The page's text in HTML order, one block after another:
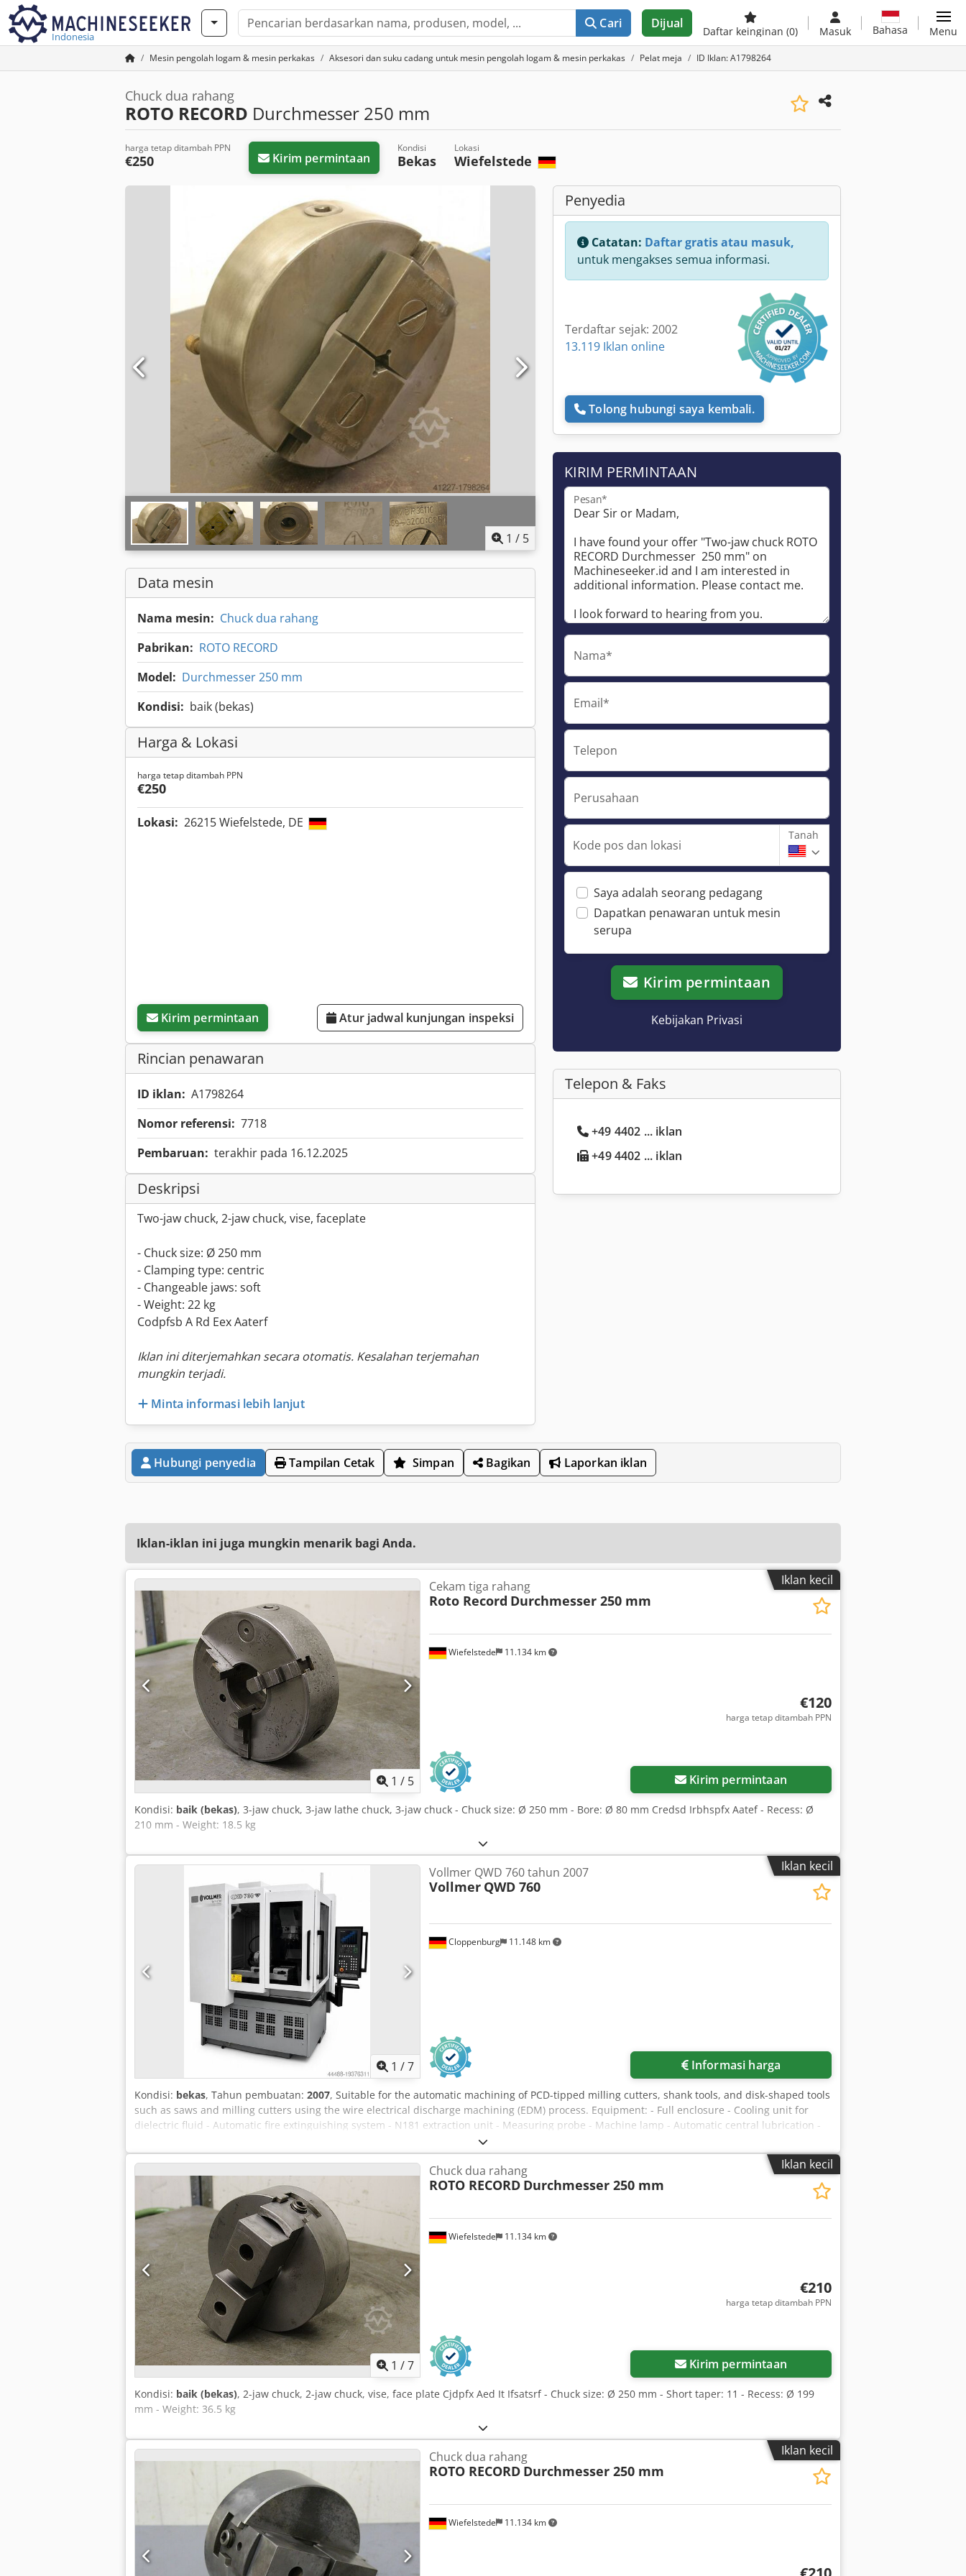
Indonesia
Cari Dijual
Daftar keinginan (0) Masuk Bahasa Menu
Mesin pengolah logam & mesin perkakas Aksesori dan suku cadang untuk mesin pengolah logam & mesin perkakas Pelat meja ID Iklan: A1798264
Chuck dua rahang
ROTO RECORD Durchmesser 250 mm
harga tetap ditambah PPN
€250 Kirim permintaan
Kondisi
Bekas
Lokasi
Wiefelstede
1 / 5
Data mesin
Nama mesin: Chuck dua rahang
Pabrikan: ROTO RECORD
Model: Durchmesser 250 mm
Kondisi: baik (bekas)
Harga & Lokasi
harga tetap ditambah PPN
€250
Lokasi: 26215 Wiefelstede, DE
Kirim permintaan Atur jadwal kunjungan inspeksi
Rincian penawaran
ID iklan: A1798264
Nomor referensi: 7718
Pembaruan: terakhir pada 16.12.2025
Deskripsi
Two-jaw chuck, 2-jaw chuck, vise, faceplate
- Chuck size: Ø 250 mm
- Clamping type: centric
- Changeable jaws: soft
- Weight: 22 kg
Codpfsb A Rd Eex Aaterf
Iklan ini diterjemahkan secara otomatis. Kesalahan terjemahan
mungkin terjadi.
Minta informasi lebih lanjut
Penyedia
Catatan: Daftar gratis atau masuk,
untuk mengakses semua informasi.
Terdaftar sejak: 2002
13.119 Iklan online
Tolong hubungi saya kembali.
KIRIM PERMINTAAN
Pesan*
Nama*
Email*
Telepon
Perusahaan
Kode pos dan lokasi
Tanah
Saya adalah seorang pedagang
Dapatkan penawaran untuk mesin
serupa
Kirim permintaan
Kebijakan Privasi
Telepon & Faks
+49 4402 ... iklan
+49 4402 ... iklan
Hubungi penyedia Tampilan Cetak Simpan Bagikan Laporkan iklan
Iklan-iklan ini juga mungkin menarik bagi Anda.
Iklan kecil
1 / 5
Wiefelstede 11.134 km
Cekam tiga rahang
Roto Record Durchmesser 250 mm
€120
harga tetap ditambah PPN
Kirim permintaan
Kondisi: baik (bekas), 3-jaw chuck, 3-jaw lathe chuck, 3-jaw chuck - Chuck size: Ø 250 mm - Bore: Ø 80 mm Credsd Irbhspfx Aatef - Recess: Ø
210 mm - Weight: 18.5 kg
Iklan kecil
1 /7
Cloppenburg 11.148 km
Vollmer QWD 760 tahun 2007
Vollmer QWD 760
Informasi harga
Kondisi: bekas, Tahun pembuatan: 2007, Suitable for the automatic machining of PCD-tipped milling cutters, shank tools, and disk-shaped tools
such as saws and milling cutters using the wire electrical discharge machining (EDM) process. Equipment: - Full enclosure - Cooling unit for
dielectric fluid - Automatic fire extinguishing system - N181 extraction unit - Measuring probe - Machine lamp - Automatic central lubrication -
Workpiece holder ISO50 - Measuring arbor Crjdpfxowtmg Ds Aatjf Milling cutter outer diameter: max. 250 mm Cutting edge length: max. 260
mm Shank tool diameter: 10 - 250 mm Outer diameter of disk-shaped tools: max. 250 mm Maximum tool weight: 20 kg X-axis travel: 275 mm Y-
axis travel: 300 mm W-axis travel: 200 mm A-axis spindle taper: ISO 50 E-axis swivel range: 180° Machine footprint: 2535 x 2200 x 2220 mm
Weight approx.: 4500 kg Connected load: 4.5 kW (400 V / 50 Hz) Colour: grey RAL 7045/7047
Iklan kecil
1 /7
Wiefelstede 11.134 km
Chuck dua rahang
ROTO RECORD Durchmesser 250 mm
€210
harga tetap ditambah PPN
Kirim permintaan
Kondisi: baik (bekas), 2-jaw chuck, 2-jaw chuck, vise, face plate Cjdpfx Aed It Ifsatsrf - Chuck size: Ø 250 mm - Short taper: 11 - Recess: Ø 199
mm - Weight: 36.5 kg
Iklan kecil
Wiefelstede 11.134 km
Chuck dua rahang
ROTO RECORD Durchmesser 250 mm